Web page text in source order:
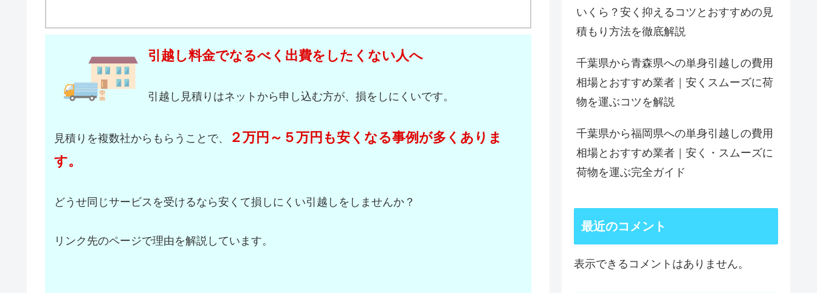
引越し料金でなるべく出費をしたくない人へ
引越し見積りはネットから申し込む方が、損をしにくいです。
見積りを複数社からもらうことで、
２万円～５万円も安くなる事例が多くありま
す。
どうせ同じサービスを受けるなら安くて損しにくい引越しをしませんか？
リンク先のページで理由を解説しています。
いくら？安く抑えるコツとおすすめの見
積もり方法を徹底解説
千葉県から青森県への単身引越しの費用
相場とおすすめ業者｜安くスムーズに荷
物を運ぶコツを解説
千葉県から福岡県への単身引越しの費用
相場とおすすめ業者｜安く・スムーズに
荷物を運ぶ完全ガイド
最近のコメント
表示できるコメントはありません。